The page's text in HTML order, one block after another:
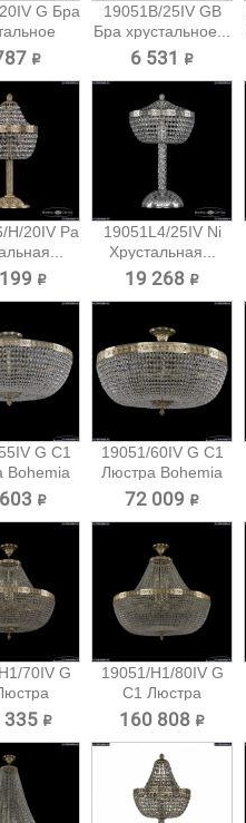
G Бра
₽
19051B/25IV GB
Бра хрустальное...
6 531 ₽
H/20IV Pa
₽
19051L4/25IV Ni
Хрустальная...
19 268 ₽
G C1
Bohemia
₽
19051/60IV G C1
Люстра Bohemia
Ivele...
72 009 ₽
70IV G
335 ₽
19051/H1/80IV G
C1 Люстра
Bohemia...
160 808 ₽